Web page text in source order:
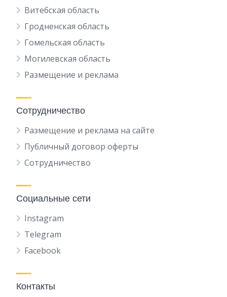
Витебская область
Гродненская область
Гомельская область
Могилевская область
Размещение и реклама
Сотрудничество
Размещение и реклама на сайте
Публичный договор оферты
Сотрудничество
Социальные сети
Instagram
Telegram
Facebook
Контакты